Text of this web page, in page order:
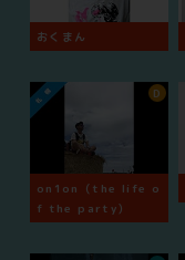
おくまん
on1on（the life o
f the party）
D